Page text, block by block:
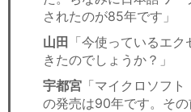
されたのが85年です」
山田 「今使っているエ
きたのでしょうか？」
宇都宮 「マイクロソフ
の発売は90年です。そ